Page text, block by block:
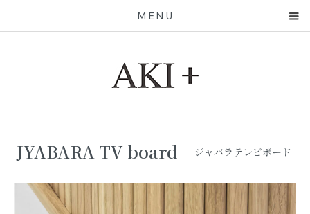
MENU
JYABARA TV-board ジャバラテレビボード